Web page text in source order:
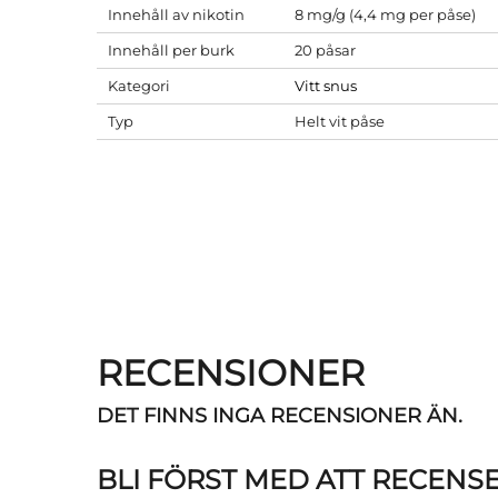
Innehåll av nikotin
8 mg/g (4,4 mg per påse)
Innehåll per burk
20 påsar
Kategori
Vitt snus
Typ
Helt vit påse
RECENSIONER
DET FINNS INGA RECENSIONER ÄN.
BLI FÖRST MED ATT